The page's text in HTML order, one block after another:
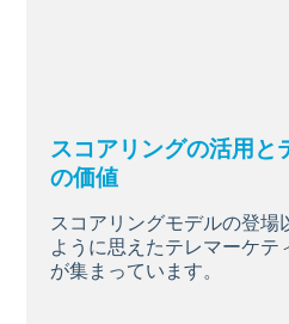
スコアリングの活用と
の価値
スコアリングモデルの登場
ように思えたテレマーケテ
が集まっています。